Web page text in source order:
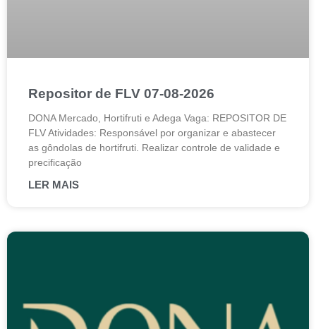
Repositor de FLV 07-08-2026
DONA Mercado, Hortifruti e Adega Vaga: REPOSITOR DE
FLV Atividades: Responsável por organizar e abastecer
as gôndolas de hortifruti. Realizar controle de validade e
precificação
LER MAIS